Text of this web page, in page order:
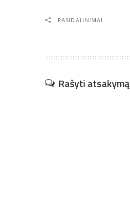
PASIDALINIMAI
Rašyti atsakymą